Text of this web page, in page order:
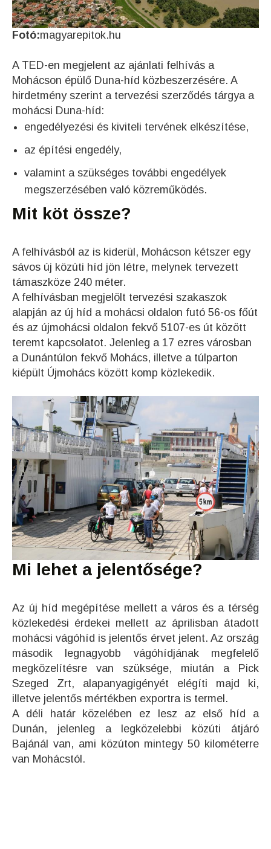
Fotó:magyarepitok.hu
A TED-en megjelent az ajánlati felhívás a
Mohácson épülő Duna-híd közbeszerzésére. A
hirdetmény szerint a tervezési szerződés tárgya a
mohácsi Duna-híd:
engedélyezési és kiviteli tervének elkészítése,
az építési engedély,
valamint a szükséges további engedélyek
megszerzésében való közreműködés.
Mit köt össze?
A felhívásból az is kiderül, Mohácson kétszer egy
sávos új közúti híd jön létre, melynek tervezett
támaszköze 240 méter.
A felhívásban megjelölt tervezési szakaszok
alapján az új híd a mohácsi oldalon futó 56-os főút
és az újmohácsi oldalon fekvő 5107-es út között
teremt kapcsolatot. Jelenleg a 17 ezres városban
a Dunántúlon fekvő Mohács, illetve a túlparton
kiépült Újmohács között komp közlekedik.
Mi lehet a jelentősége?
Az új híd megépítése mellett a város és a térség
közlekedési érdekei mellett az áprilisban átadott
mohácsi vágóhíd is jelentős érvet jelent. Az ország
második legnagyobb vágóhídjának megfelelő
megközelítésre van szüksége, miután a Pick
Szeged Zrt, alapanyagigényét elégíti majd ki,
illetve jelentős mértékben exportra is termel.
A déli határ közelében ez lesz az első híd a
Dunán, jelenleg a legközelebbi közúti átjáró
Bajánál van, ami közúton mintegy 50 kilométerre
van Mohácstól.